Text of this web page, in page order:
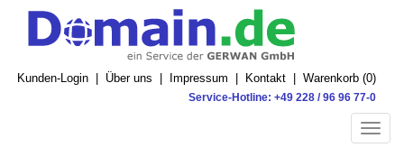
Kunden-Login Über uns Impressum Kontakt Warenkorb (0)
Service-Hotline: +49 228 / 96 96 77-0
Toggle